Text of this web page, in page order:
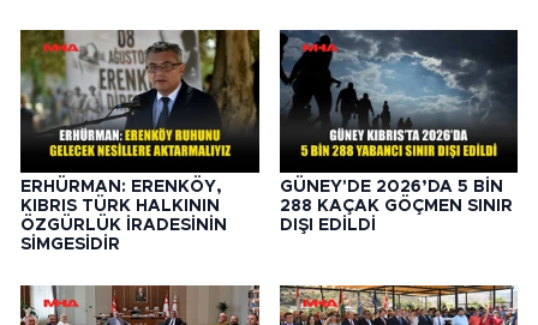
ERHÜRMAN: ERENKÖY,
KIBRIS TÜRK HALKININ
ÖZGÜRLÜK İRADESİNİN
SİMGESİDİR
GÜNEY'DE 2026’DA 5 BİN
288 KAÇAK GÖÇMEN SINIR
DIŞI EDİLDİ